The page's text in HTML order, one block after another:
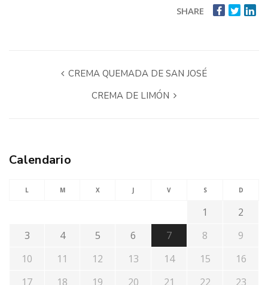
SHARE
CREMA QUEMADA DE SAN JOSÉ
CREMA DE LIMÓN
Calendario
L M X J V S D
1
2
3
4 5 6 7 8
9
10
11 12 13 14 15
16
17
18 19 20 21 22 23